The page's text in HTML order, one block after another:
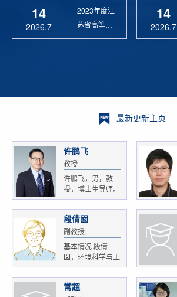
14
2026.7
2023年度江
苏省高等学
校科学技术
14
2026.7
最新更新主页
许鹏飞
教授
许鹏飞，男，教
授，博士生导师。
获...
段倩囡
副教授
基本情况 段倩
囡，环境科学与工
程...
常超